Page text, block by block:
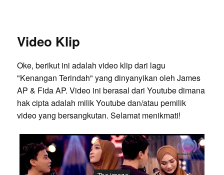
Video Klip
Oke, berikut ini adalah video klip dari lagu
"Kenangan Terindah" yang dinyanyikan oleh James
AP & Fida AP. Video ini berasal dari Youtube dimana
hak cipta adalah milik Youtube dan/atau pemilik
video yang bersangkutan. Selamat menikmati!